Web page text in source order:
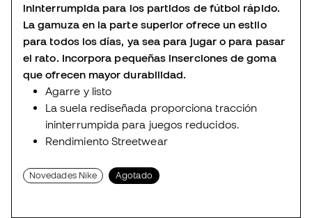
ininterrumpida para los partidos de fútbol rápido.
La gamuza en la parte superior ofrece un estilo
para todos los días, ya sea para jugar o para pasar
el rato. Incorpora pequeñas inserciones de goma
que ofrecen mayor durabilidad.
Agarre y listo
La suela rediseñada proporciona tracción
ininterrumpida para juegos reducidos.
Rendimiento Streetwear
Novedades Nike Agotado